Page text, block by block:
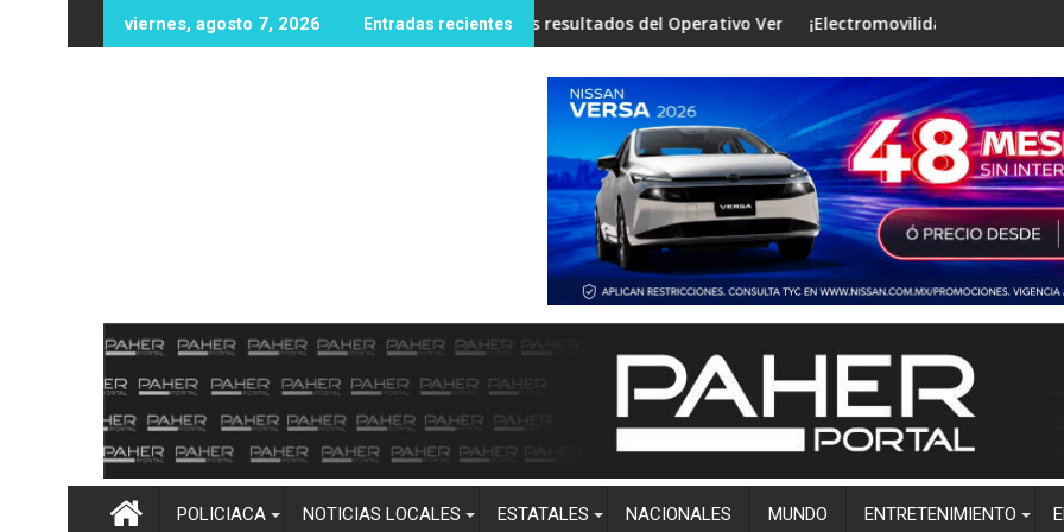
al
viernes, agosto 7, 2026 Entradas recientes
a una persona sin vida en zona rural de Mocorito; autoridades realizan las investigaciones
Destacan buenos resultados del Operativo Verano Seguro en mesa de Construcción de
¡Electromovilidad y tecnología de
POLICIACA NOTICIAS LOCALES ESTATALES NACIONALES MUNDO ENTRETENIMIENTO